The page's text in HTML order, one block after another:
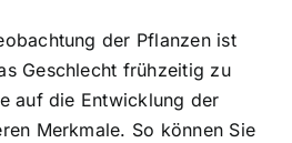
der Pflanzen ist
Geschlecht frühzeitig zu
auf die Entwicklung der
Merkmale. So können Sie